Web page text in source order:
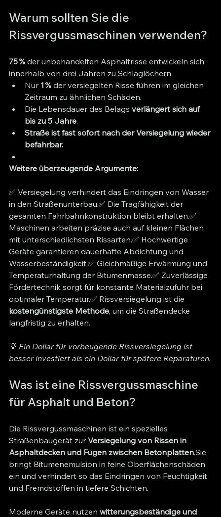
Warum sollten Sie die
Rissvergussmaschinen verwenden?
75 % der unbehandelten Asphalt­risse entwickeln sich
innerhalb von drei Jahren zu Schlaglöchern.
Nur 1 % der versiegelten Risse führen im gleichen
Zeitraum zu ähnlichen Schäden.
Die Lebensdauer des Belags verlängert sich auf
bis zu 5 Jahre.
Straße ist fast sofort nach der Versiegelung wieder
befahrbar.
Weitere überzeugende Argumente:
✅ Versiegelung verhindert das Eindringen von Wasser
in den Straßenunterbau.✅ Die Tragfähigkeit der
gesamten Fahrbahnkonstruktion bleibt erhalten.✅
Maschinen arbeiten präzise auch auf kleinen Flächen
mit unterschiedlichsten Rissarten.✅ Hochwertige
Geräte garantieren dauerhafte Abdichtung und
Wasserbeständigkeit.✅ Gleichmäßige Erwärmung und
Temperaturhaltung der Bitumenmasse.✅ Zuverlässige
Fördertechnik sorgt für konstante Materialzufuhr bei
optimaler Temperatur.✅ Rissversiegelung ist die
kostengünstigste Methode, um die Straßendecke
langfristig zu erhalten.
💡 Ein Dollar für vorbeugende Rissversiegelung ist
besser investiert als ein Dollar für spätere Reparaturen.
Was ist eine Rissvergussmaschine
für Asphalt und Beton?
Die Rissvergussmaschinen ist ein spezielles
Straßenbaugerät zur Versiegelung von Rissen in
Asphaltdecken und Fugen zwischen Betonplatten.Sie
bringt Bitumenemulsion in feine Oberflächenschäden
ein und verhindert so das Eindringen von Feuchtigkeit
und Fremdstoffen in tiefere Schichten.
Moderne Geräte nutzen witterungsbeständige und